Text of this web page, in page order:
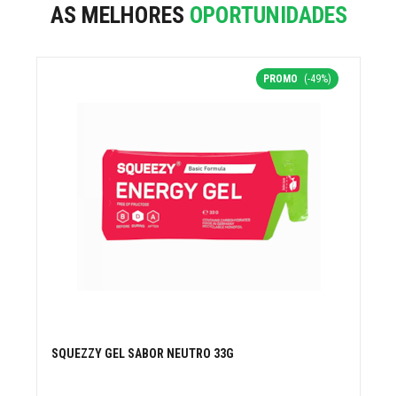
AS MELHORES OPORTUNIDADES
PROMO (-49%)
SQUEZZY GEL SABOR NEUTRO 33G